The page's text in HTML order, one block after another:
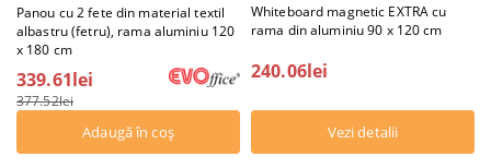
Panou cu 2 fete din material textil
albastru (fetru), rama aluminiu 120
x 180 cm
339.61lei
377.52lei
Whiteboard magnetic EXTRA cu
rama din aluminiu 90 x 120 cm
240.06lei
Vezi detalii